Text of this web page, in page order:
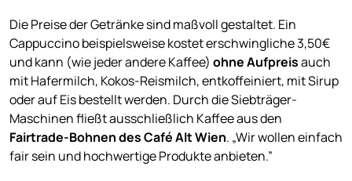
Die Preise der Getränke sind maßvoll gestaltet. Ein
Cappuccino beispielsweise kostet erschwingliche 3,50€
und kann (wie jeder andere Kaffee) ohne Aufpreisauch
mit Hafermilch, Kokos-Reismilch, entkoffeiniert, mit Sirup
oder auf Eis bestellt werden. Durch die Siebträger-
Maschinen fließt ausschließlich Kaffee aus den
Fairtrade-Bohnen des Café Alt Wien. „Wir wollen einfach
fair sein und hochwertige Produkte anbieten.”